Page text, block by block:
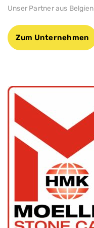
Unser Partner aus Belgien
Zum Unternehmen